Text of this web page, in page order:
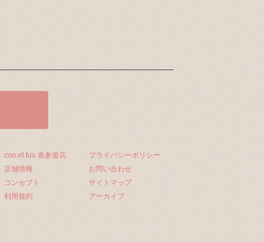
coo.et.fuu 表参道店
店舗情報
コンセプト
利用規約
プライバシーポリシー
お問い合わせ
サイトマップ
アーカイブ